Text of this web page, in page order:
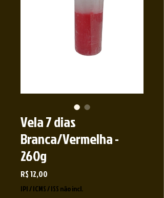
Vela 7 dias
Branca/Vermelha -
260g
R$ 12,00
IPI / ICMS / ISS não incl.